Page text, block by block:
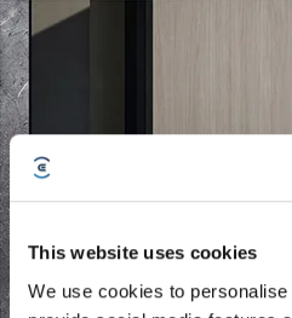
This website uses cookies
We use cookies to